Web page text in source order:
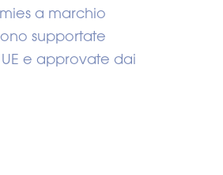
a marchio
supportate
e approvate dai